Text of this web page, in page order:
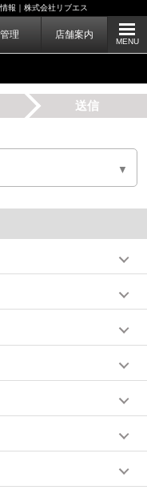
報｜株式会社リブエス
理 店舗案内
MENU
送信